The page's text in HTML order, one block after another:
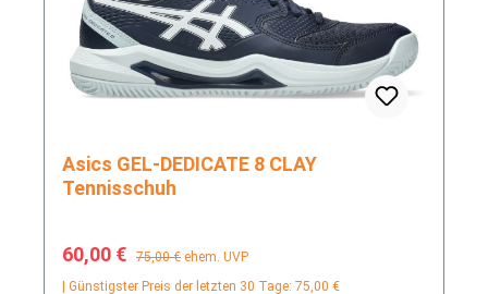
Asics GEL-DEDICATE 8 CLAY
Tennisschuh
Verkaufspreis:
60,00 € Regulärer Preis:
75,00 € ehem. UVP
| Günstigster Preis der letzten 30 Tage: 75,00 €